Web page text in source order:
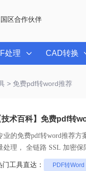
区合作伙伴
处理 CAD转换
> 免费pdf转word推荐
技术百科】免费pdf转
业的免费pdf转word推荐方
键批量处理， 全链路
门工具直达： PDF转Word